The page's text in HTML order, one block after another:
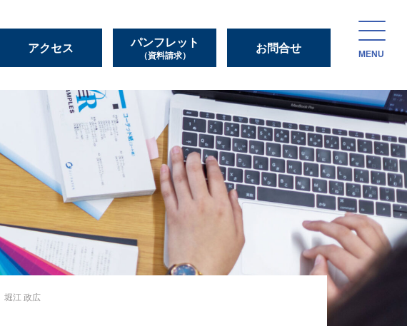
アクセス パンフレット
（資料請求）
お問合せ
MENU
堀江 政広